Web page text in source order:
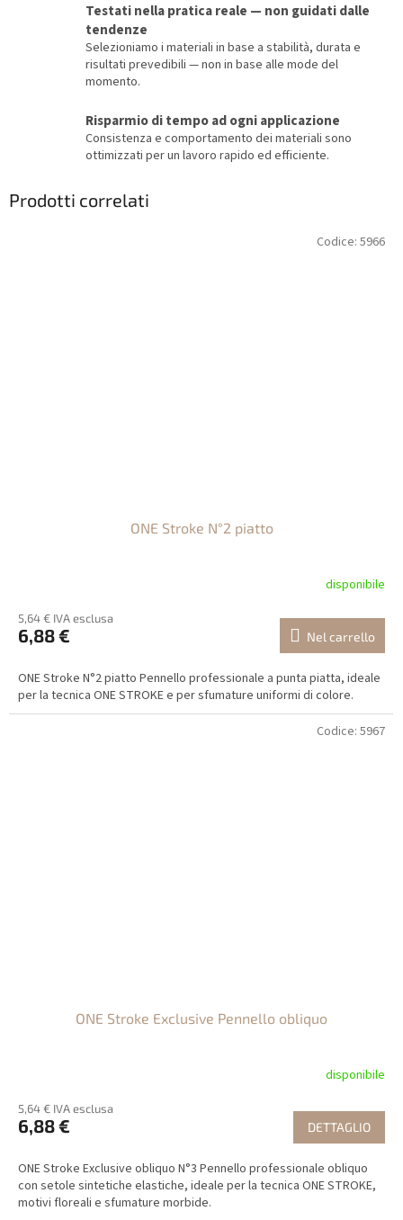
Testati nella pratica reale — non guidati dalle
tendenze
Selezioniamo i materiali in base a stabilità, durata e
risultati prevedibili — non in base alle mode del
momento.
Risparmio di tempo ad ogni applicazione
Consistenza e comportamento dei materiali sono
ottimizzati per un lavoro rapido ed efficiente.
Prodotti correlati
ONE Stroke N°2 piatto
disponibile
5,64 € IVA esclusa
6,88 € Nel carrello
ONE Stroke N°2 piatto Pennello professionale a punta piatta, ideale
per la tecnica ONE STROKE e per sfumature uniformi di colore.
Codice: 5966
ONE Stroke Exclusive Pennello obliquo
disponibile
5,64 € IVA esclusa
6,88 € DETTAGLIO
ONE Stroke Exclusive obliquo N°3 Pennello professionale obliquo
con setole sintetiche elastiche, ideale per la tecnica ONE STROKE,
motivi floreali e sfumature morbide.
Codice: 5967